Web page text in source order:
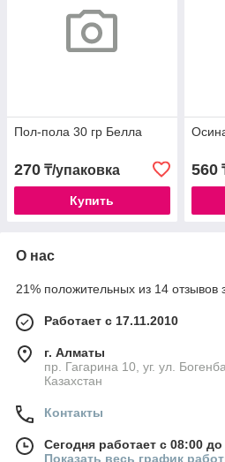
Пол-пола 30 гр Белла
270 ₸/упаковка
Купить
560
О нас
21% положительных из 14 отзывов
Работает с 17.11.2010
г. Алматы
пр. Гагарина 10, уг. ул.
Казахстан
Контакты
Сегодня работает с 08:00
Показать весь график